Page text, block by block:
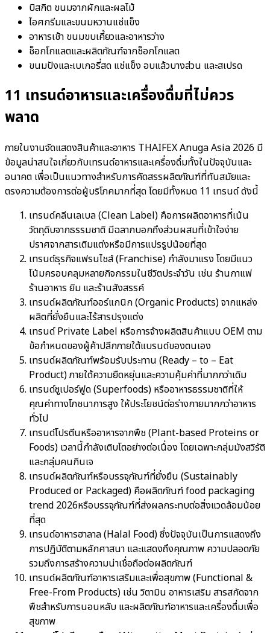
บิสกิต ขนมจากผักและผลไม้
ไอศกรีมและขนมหวานแช่แข็ง
อาหารเช้า ขนมขบเคี้ยวและอาหารว่าง
ช็อกโกแลตและผลิตภัณฑ์จากช็อกโกแลต
ขนมปังและเบเกอรี่สด แช่แข็ง อบแล้วบางส่วน และสเปรด
11 เทรนด์อาหารและเครื่องดื่มที่ไม่ควร
พลาด
ภายในงานจัดแสดงสินค้าและอาหาร THAIFEX Anuga Asia 2026 มี
ข้อมูลน่าสนใจเกี่ยวกับเทรนด์อาหารและเครื่องดื่มทั้งในปัจจุบันและ
อนาคต เพื่อเป็นแนวทางสำหรับการคัดสรรผลิตภัณฑ์ที่ทันสมัยและ
ตรงความต้องการต่อผู้บริโภคมากที่สุด โดยมีทั้งหมด 11 เทรนด์ ดังนี้
เทรนด์คลีนเลเบล (Clean Label) คือการผลิตอาหารที่เน้น
วัตถุดิบจากธรรมชาติ มีฉลากบอกถึงส่วนผสมที่เข้าใจง่าย
ปราศจากสารเติมแต่งหรือมีการแปรรูปน้อยที่สุด
เทรนด์ธุรกิจแฟรนไชส์ (Franchise) กำลังมาแรง โดยมีแนว
โน้มครอบคลุมหลายกิจกรรมในชีวิตประจำวัน เช่น ร้านกาแฟ
ร้านอาหาร ยิม และร้านสังสรรค์
เทรนด์ผลิตภัณฑ์ออร์แกนิก (Organic Products) จากแหล่ง
ผลิตที่ยั่งยืนและไร้สารปรุงแต่ง
เทรนด์ Private Label หรือการจ้างผลิตสินค้าแบบ OEM ตาม
ข้อกำหนดของผู้ค้าปลีกภายใต้แบรนด์ของตนเอง
เทรนด์ผลิตภัณฑ์พร้อมรับประทาน (Ready – to – Eat
Product) ภายใต้ความยืดหยุ่นและความคุ้มค่าที่มากกว่าเดิม
เทรนด์ซูเปอร์ฟูด (Superfoods) หรืออาหารธรรมชาติที่ให้
คุณค่าทางโภชนาการสูง ให้ประโยชน์ต่อร่างกายมากกว่าอาหาร
ทั่วไป
เทรนด์โปรตีนหรืออาหารจากพืช (Plant-based Proteins or
Foods) เวลานี้กำลังเติบโตอย่างต่อเนื่อง โดยเฉพาะกลุ่มมังสวิรัติ
และกลุ่มคนกินเจ
เทรนด์ผลิตภัณฑ์หรือบรรจุภัณฑ์ที่ยั่งยืน (Sustainably
Produced or Packaged) คือผลิตภัณฑ์ food packaging
trend 2026หรือบรรจุภัณฑ์ที่ส่งผลกระทบต่อสิ่งแวดล้อมน้อย
ที่สุด
เทรนด์อาหารฮาลาล (Halal Food) ซึ่งปัจจุบันเป็นการแสดงถึง
การปฏิบัติตามหลักศาสนา และแสดงถึงคุณภาพ ความปลอดภัย
รวมถึงการสร้างความน่าเชื่อถือต่อผลิตภัณฑ์
เทรนด์ผลิตภัณฑ์อาหารเสริมและเพื่อสุขภาพ (Functional &
Free-From Products) เช่น วิตามิน อาหารเสริม สารสกัดจาก
พืชสำหรับการนอนหลับ และผลิตภัณฑ์อาหารและเครื่องดื่มเพื่อ
สุขภาพ